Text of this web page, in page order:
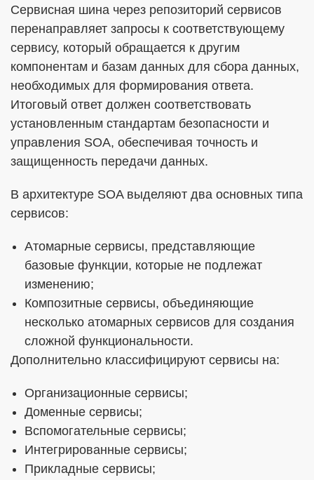
Сервисная шина через репозиторий сервисов
перенаправляет запросы к соответствующему
сервису, который обращается к другим
компонентам и базам данных для сбора данных,
необходимых для формирования ответа.
Итоговый ответ должен соответствовать
установленным стандартам безопасности и
управления SOA, обеспечивая точность и
защищенность передачи данных.
В архитектуре SOA выделяют два основных типа
сервисов:
Атомарные сервисы, представляющие
базовые функции, которые не подлежат
изменению;
Композитные сервисы, объединяющие
несколько атомарных сервисов для создания
сложной функциональности.
Дополнительно классифицируют сервисы на:
Организационные сервисы;
Доменные сервисы;
Вспомогательные сервисы;
Интегрированные сервисы;
Прикладные сервисы;